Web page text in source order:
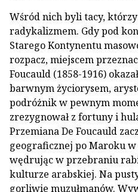
Wśród nich byli tacy,
radykalizmem. Gdy pod
Starego Kontynentu
rozpacz, miejscem
Foucauld (1858-1916)
barwnym życiorysem,
podróżnik w pewnym
zrezygnował z fortuny i
Przemiana De Foucauld
geograficznej po Maroku w
wędrując w przebraniu
kulturze arabskiej. Na
gorliwie muzułmanów.